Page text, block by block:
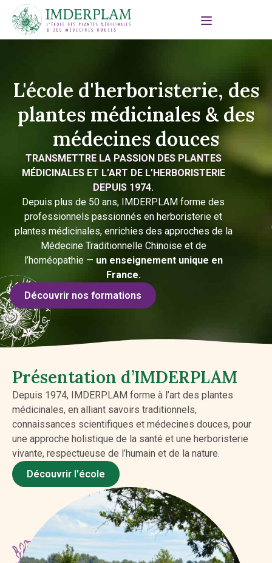
L'école d'herboristerie, des
plantes médicinales & des
médecines douces
TRANSMETTRE LA PASSION DES PLANTES
MÉDICINALES ET L’ART DE L’HERBORISTERIE
DEPUIS 1974.
Depuis plus de 50 ans, IMDERPLAM forme des
professionnels passionnés en herboristerie et
plantes médicinales, enrichies des approches de la
Médecine Traditionnelle Chinoise et de
l’homéopathie — un enseignement unique en
France.
Découvrir nos formations
Présentation d’IMDERPLAM
Depuis 1974, IMDERPLAM forme à l’art des plantes
médicinales, en alliant savoirs traditionnels,
connaissances scientifiques et médecines douces, pour
une approche holistique de la santé et une herboristerie
vivante, respectueuse de l’humain et de la nature.
Découvrir l'école